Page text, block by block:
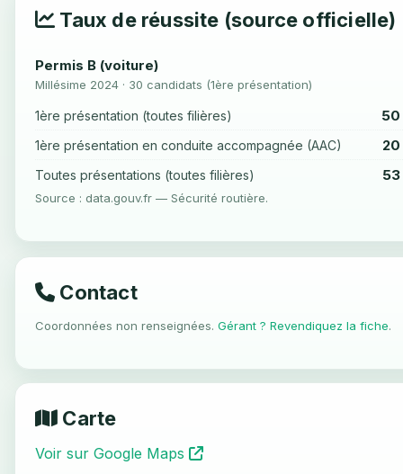
Taux de réussite (source officielle)
Permis B (voiture)
Millésime 2024 · 30 candidats (1ère présentation)
1ère présentation (toutes filières) 50
1ère présentation en conduite accompagnée (AAC) 20
Toutes présentations (toutes filières) 53
Source : data.gouv.fr — Sécurité routière.
Contact
Coordonnées non renseignées. Gérant ? Revendiquez la fiche.
Carte
Voir sur Google Maps